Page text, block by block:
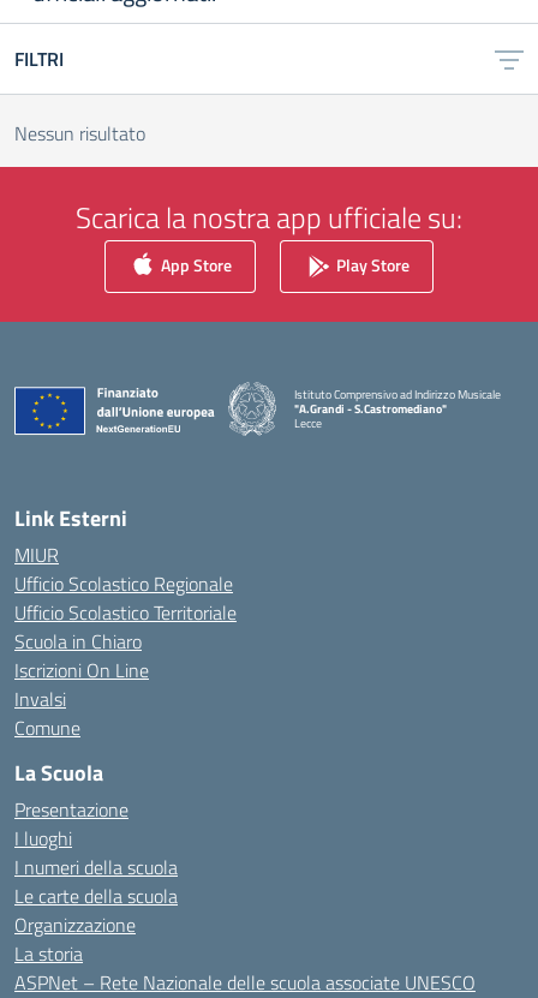
FILTRI
Nessun risultato
Scarica la nostra app ufficiale su:
App Store Play Store
Istituto Comprensivo ad Indirizzo Musicale
"A.Grandi - S.Castromediano"
Lecce
Link Esterni
MIUR
Ufficio Scolastico Regionale
Ufficio Scolastico Territoriale
Scuola in Chiaro
Iscrizioni On Line
Invalsi
Comune
La Scuola
Presentazione
I luoghi
I numeri della scuola
Le carte della scuola
Organizzazione
La storia
ASPNet – Rete Nazionale delle scuola associate UNESCO